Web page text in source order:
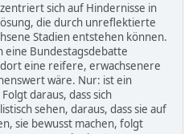
sich auf Hindernisse in
die durch unreflektierte
Stadien entstehen können.
eine Bundestagsdebatte
eine reifere, erwachsenere
wäre. Nur: ist ein
daraus, dass sich
sehen, daraus, dass sie auf
sie bewusst machen, folgt